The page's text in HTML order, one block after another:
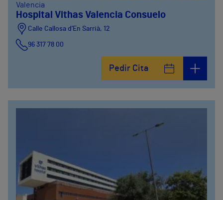
Valencia
Hospital Vithas Valencia Consuelo
Calle Callosa d’En Sarrià, 12
96 317 78 00
Pedir Cita